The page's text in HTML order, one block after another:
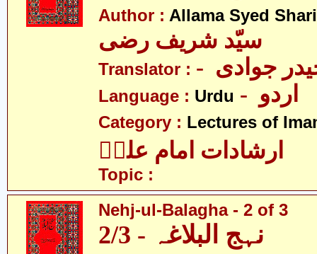
Author : Allama Syed
سیّد شریف رضی
Translator : جوادی
Language : Urdu
Category : Lectures of
ارشادات امام علیؑ
Topic :
Nehj-ul-Balagha - 2 of 3
نہج البلاغہ - 2/3